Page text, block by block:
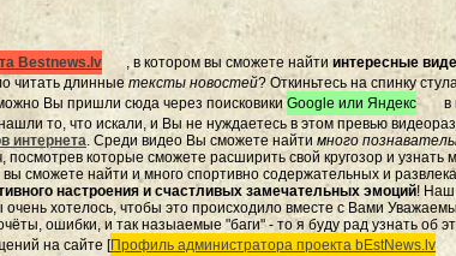
Bestnews.lv , в котором вы сможете найти интересные
читать длинные тексты новостей? Откиньтесь на спинку
Вы пришли сюда через поисковики Google или Яндекс в
то, что искали, и Вы не нуждаетесь в этом превью
интернета. Среди видео Вы сможете найти много
которые сможете расширить свой кругозор и узнать
вы сможете найти и много спортивно содержательных и
настроения и счастливых замечательных эмоций! Наш
хотелось, чтобы это происходило вместе с Вами
ошибки, и так назыаемые "баги" - то я буду рад узнать об
на сайте [Профиль администратора проекта bEstNews.lv